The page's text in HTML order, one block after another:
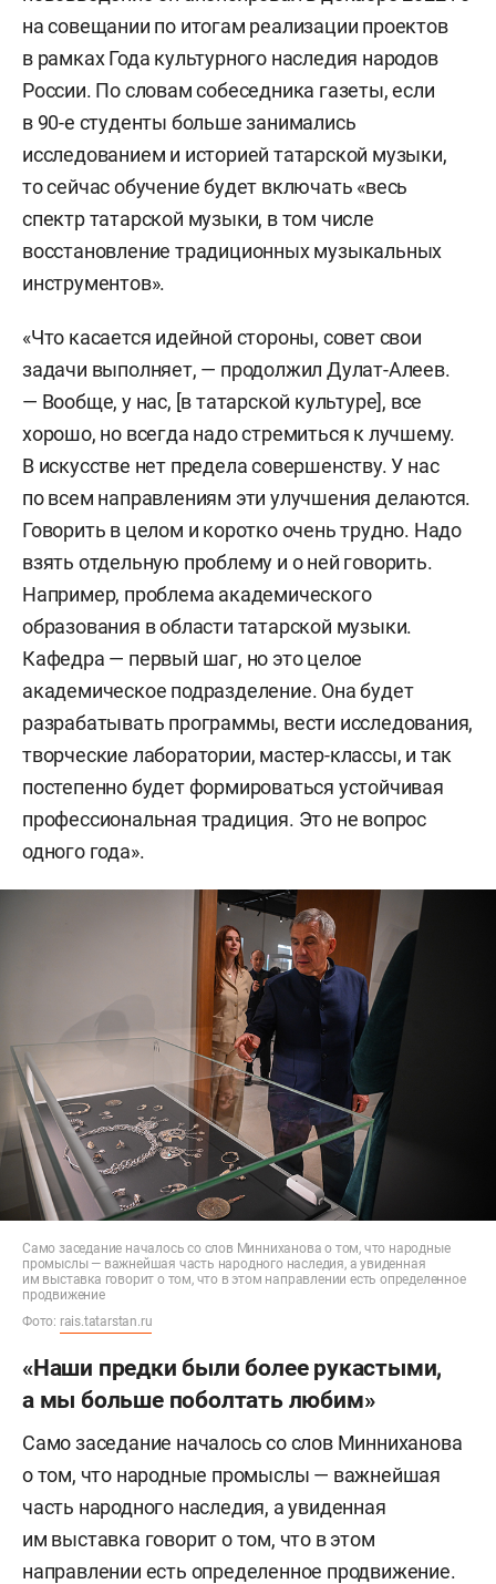
на совещании по итогам реализации проектов
в рамках Года культурного наследия народов
России. По словам собеседника газеты, если
в 90-е студенты больше занимались
исследованием и историей татарской музыки,
то сейчас обучение будет включать «весь
спектр татарской музыки, в том числе
восстановление традиционных музыкальных
инструментов».
«Что касается идейной стороны, совет свои
задачи выполняет, — продолжил Дулат-Алеев.
— Вообще, у нас, [в татарской культуре], все
хорошо, но всегда надо стремиться к лучшему.
В искусстве нет предела совершенству. У нас
по всем направлениям эти улучшения делаются.
Говорить в целом и коротко очень трудно. Надо
взять отдельную проблему и о ней говорить.
Например, проблема академического
образования в области татарской музыки.
Кафедра — первый шаг, но это целое
академическое подразделение. Она будет
разрабатывать программы, вести исследования,
творческие лаборатории, мастер-классы, и так
постепенно будет формироваться устойчивая
профессиональная традиция. Это не вопрос
одного года».
Само заседание началось со слов Минниханова о том, что народные
промыслы — важнейшая часть народного наследия, а увиденная
им выставка говорит о том, что в этом направлении есть определенное
продвижение
Фото: rais.tatarstan.ru
«Наши предки были более рукастыми,
а мы больше поболтать любим»
Само заседание началось со слов Минниханова
о том, что народные промыслы — важнейшая
часть народного наследия, а увиденная
им выставка говорит о том, что в этом
направлении есть определенное продвижение.